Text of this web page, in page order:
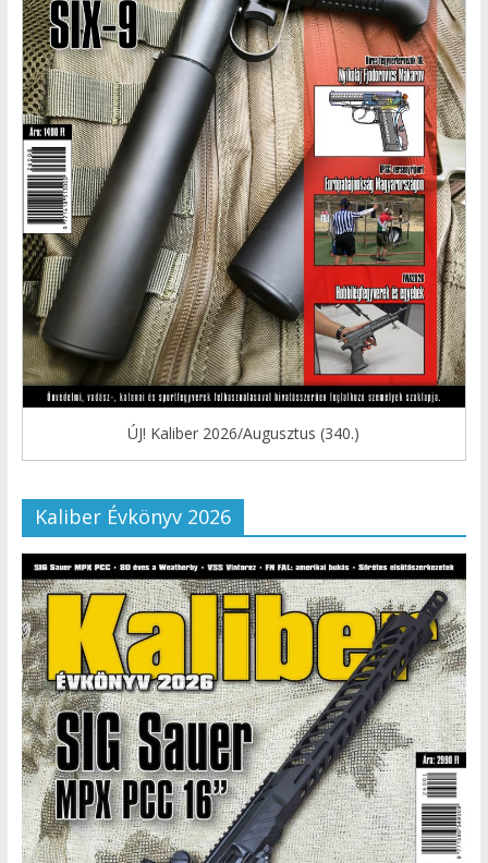
ÚJ! Kaliber 2026/Augusztus (340.)
Kaliber Évkönyv 2026